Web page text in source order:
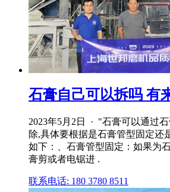
石膏自己可以拆吗 有
2023年5月2日 · "石膏可以通过
除,具体要根据是石膏管型固定还
如下：、石膏管型固定：如果为
膏剪或者电锯进 .
联系电话: 180 3780 8511